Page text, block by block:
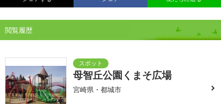
閲覧履歴
母智丘公園くまそ広場
宮崎県・都城市